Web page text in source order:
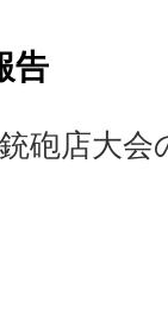
告
砲店大